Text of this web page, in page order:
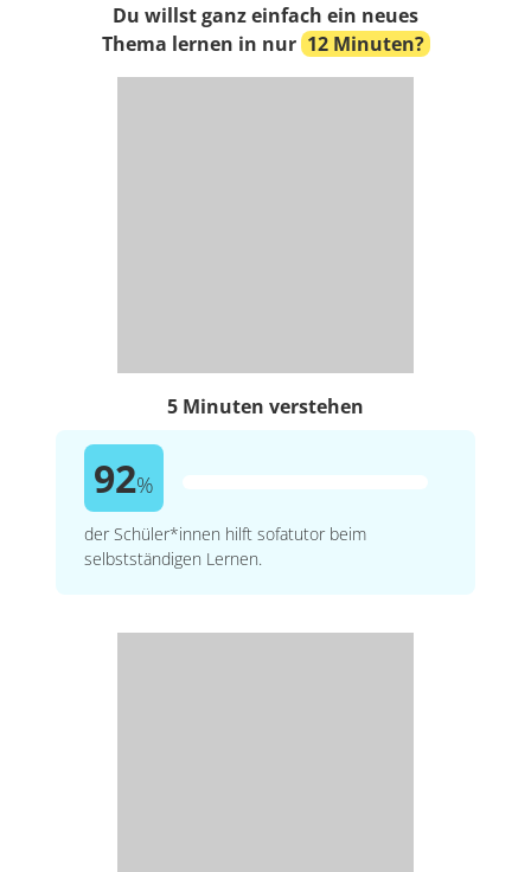
Du willst ganz einfach ein neues
Thema lernen in nur 12 Minuten?
5 Minuten verstehen
92%
der Schüler*innen hilft sofatutor beim
selbstständigen Lernen.